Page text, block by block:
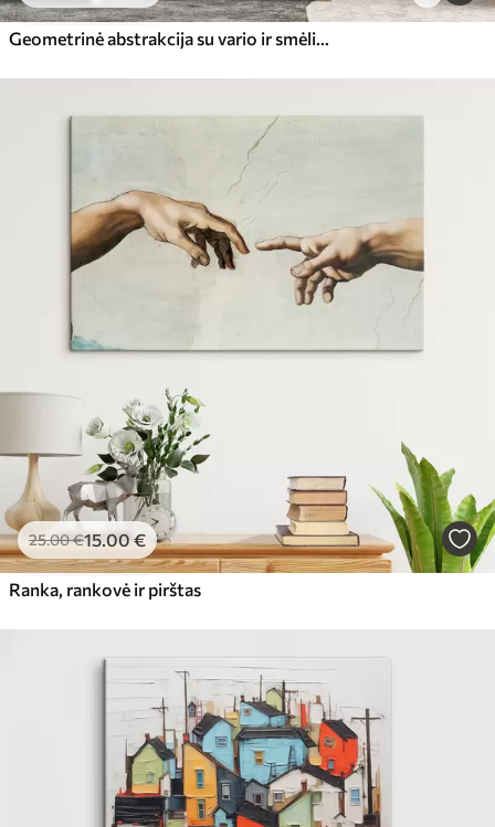
Geometrinė abstrakcija su vario ir smėlio spalvos akcentais, atlikta šiuolaikiniu grafiniu stiliumi
25.00€15.00€
Ranka, rankovė ir pirštas